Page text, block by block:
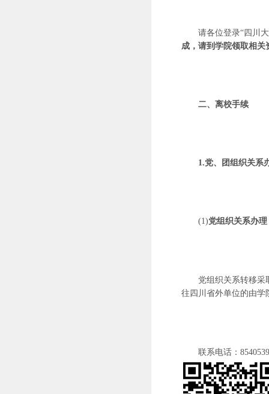
请各位登录“四川
成，请到学院领取相关
二、离校手续
1.党、团组织关
(1)党组织关系办理
党组织关系转移采
往四川省外单位的由学
联系电话：